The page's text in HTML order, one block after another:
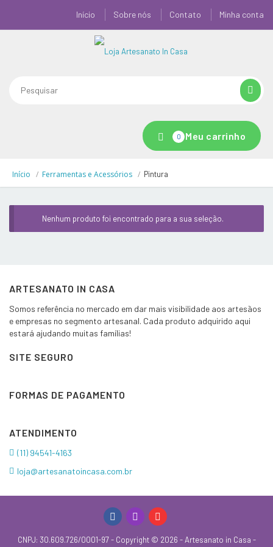
Início Sobre nós Contato Minha conta
0 Meu carrinho
Início Ferramentas e Acessórios Pintura
Nenhum produto foi encontrado para a sua seleção.
ARTESANATO IN CASA
Somos referência no mercado em dar mais visibilidade aos artesãos
e empresas no segmento artesanal. Cada produto adquirido aqui
estará ajudando muitas famílias!
SITE SEGURO
FORMAS DE PAGAMENTO
ATENDIMENTO
(11) 94541-4163
loja@artesanatoincasa.com.br
CNPJ: 30.609.726/0001-97 - Copyright © 2026 - Artesanato in Casa -